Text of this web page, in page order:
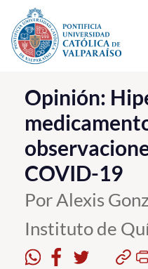
Click acá para ir directamente
La Universidad
Investigación, Creación e
PUCV Internacional
Vinculación con el Medio
Admisión
Pregrado
Opinión:
COVID-19
Por Alexis
Instituto de